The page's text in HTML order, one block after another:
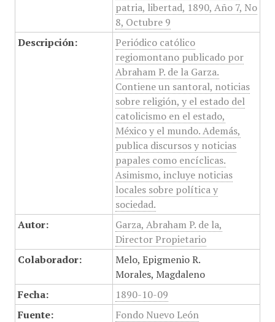
patria, libertad, 1890, Año 7, No
8, Octubre 9
Descripción:
Periódico católico
regiomontano publicado por
Abraham P. de la Garza.
Contiene un santoral, noticias
sobre religión, y el estado del
catolicismo en el estado,
México y el mundo. Además,
publica discursos y noticias
papales como encíclicas.
Asimismo, incluye noticias
locales sobre política y
sociedad.
Autor:
Garza, Abraham P. de la,
Director Propietario
Colaborador:
Melo, Epigmenio R.
Morales, Magdaleno
Fecha:
1890-10-09
Fuente:
Fondo Nuevo León